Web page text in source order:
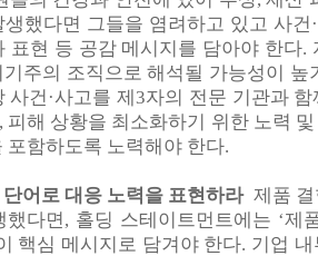
했다면 그들을 염려하고 있고 사건
표현 등 공감 메시지를 담아야 한다.
주의 조직으로 해석될 가능성이 높
사건·사고를 제3자의 전문 기관과
, 피해 상황을 최소화하기 위한 노력
포함하도록 노력해야 한다.
어로 대응 노력을 표현하라 제품
했다면 , 홀딩 스테이트먼트에는 ‘제
핵심 메시지로 담겨야 한다. 기업